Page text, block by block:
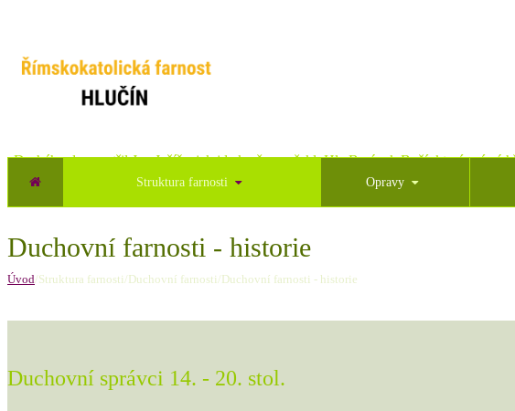
„Druhého dne spatřil Jan Ježíše, jak jde k němu a řekl: Hle Beránek Boží, který
Struktura farnosti Opravy
Duchovní farnosti - historie
Úvod/Struktura farnosti/Duchovní farnosti/Duchovní farnosti - historie
Duchovní správci 14. - 20. stol.